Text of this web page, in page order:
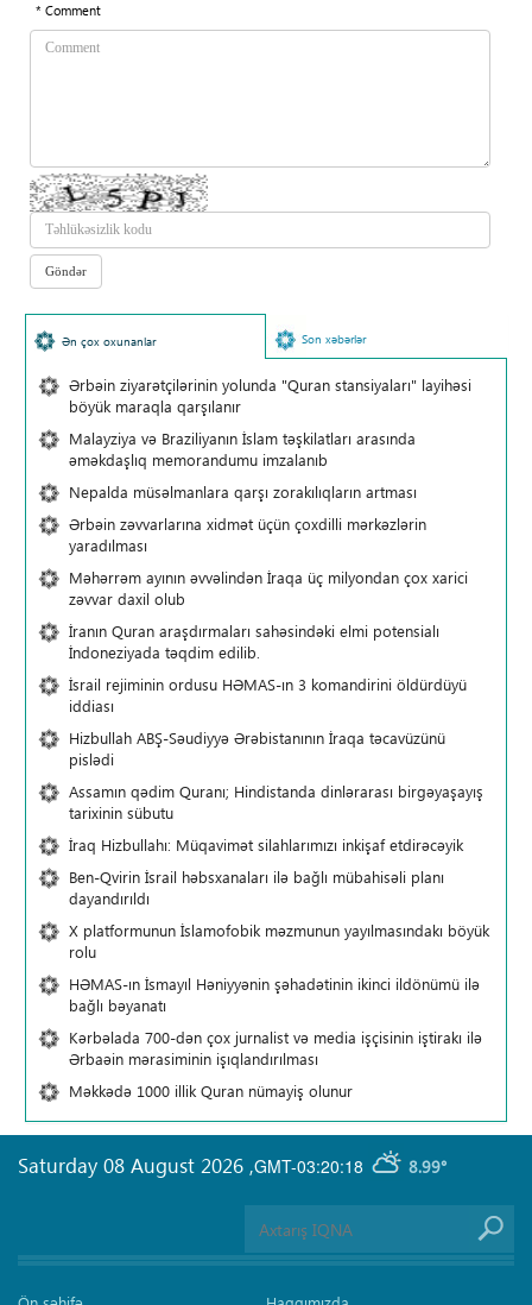
* Comment
Ən çox oxunanlar Son xəbərlər
Ərbəin ziyarətçilərinin yolunda "Quran stansiyaları" layihəsi
böyük maraqla qarşılanır
Malayziya və Braziliyanın İslam təşkilatları arasında
əməkdaşlıq memorandumu imzalanıb
Nepalda müsəlmanlara qarşı zorakılıqların artması
Ərbəin zəvvarlarına xidmət üçün çoxdilli mərkəzlərin
yaradılması
Məhərrəm ayının əvvəlindən İraqa üç milyondan çox xarici
zəvvar daxil olub
İranın Quran araşdırmaları sahəsindəki elmi potensialı
İndoneziyada təqdim edilib.
İsrail rejiminin ordusu HƏMAS-ın 3 komandirini öldürdüyü
iddiası
Hizbullah ABŞ-Səudiyyə Ərəbistanının İraqa təcavüzünü
pislədi
Assamın qədim Quranı; Hindistanda dinlərarası birgəyaşayış
tarixinin sübutu
İraq Hizbullahı: Müqavimət silahlarımızı inkişaf etdirəcəyik
Ben-Qvirin İsrail həbsxanaları ilə bağlı mübahisəli planı
dayandırıldı
X platformunun İslamofobik məzmunun yayılmasındakı böyük
rolu
HƏMAS-ın İsmayıl Həniyyənin şəhadətinin ikinci ildönümü ilə
bağlı bəyanatı
Kərbəlada 700-dən çox jurnalist və media işçisinin iştirakı ilə
Ərbaəin mərasiminin işıqlandırılması
Məkkədə 1000 illik Quran nümayiş olunur
GMT-03:20:18 8.99°
Saturday 08 August 2026 ,